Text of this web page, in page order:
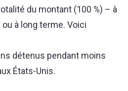
du montant (100 %) ⁠–⁠ à
à long terme. Voici
détenus pendant moins
États‑Unis.